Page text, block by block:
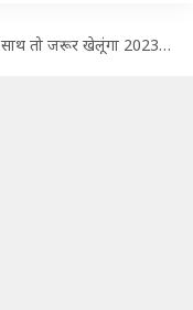
जरूर खेलूंगा 2023 विश्व कप- रॉस टेलर